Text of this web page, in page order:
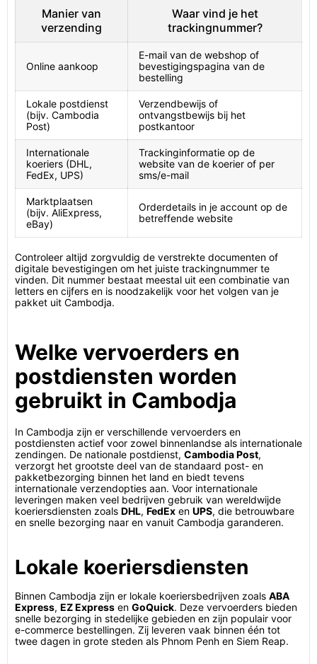
Manier van
verzending
Waar vind je het
trackingnummer?
Online aankoop
E-mail van de webshop of
bevestigingspagina van de
bestelling
Lokale postdienst
(bijv. Cambodia
Post)
Verzendbewijs of
ontvangstbewijs bij het
postkantoor
Internationale
koeriers (DHL,
FedEx, UPS)
Trackinginformatie op de
website van de koerier of per
sms/e-mail
Marktplaatsen
(bijv. AliExpress,
eBay)
Orderdetails in je account op de
betreffende website
Controleer altijd zorgvuldig de verstrekte documenten of
digitale bevestigingen om het juiste trackingnummer te
vinden. Dit nummer bestaat meestal uit een combinatie van
letters en cijfers en is noodzakelijk voor het volgen van je
pakket uit Cambodja.
Welke vervoerders en
postdiensten worden
gebruikt in Cambodja
In Cambodja zijn er verschillende vervoerders en
postdiensten actief voor zowel binnenlandse als internationale
zendingen. De nationale postdienst, Cambodia Post,
verzorgt het grootste deel van de standaard post- en
pakketbezorging binnen het land en biedt tevens
internationale verzendopties aan. Voor internationale
leveringen maken veel bedrijven gebruik van wereldwijde
koeriersdiensten zoals DHL, FedEx en UPS, die betrouwbare
en snelle bezorging naar en vanuit Cambodja garanderen.
Lokale koeriersdiensten
Binnen Cambodja zijn er lokale koeriersbedrijven zoals ABA
Express, EZ Express en GoQuick. Deze vervoerders bieden
snelle bezorging in stedelijke gebieden en zijn populair voor
e-commerce bestellingen. Zij leveren vaak binnen één tot
twee dagen in grote steden als Phnom Penh en Siem Reap.